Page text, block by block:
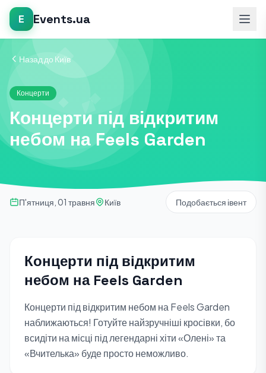
E Events.ua
Назад до Київ
Концерти
Концерти під відкритим
небом на Feels Garden
П'ятниця, 01 травня Київ Подобається івент
Концерти під відкритим
небом на Feels Garden
Концерти під відкритим небом на Feels Garden
наближаються! Готуйте найзручніші кросівки, бо
всидіти на місці під легендарні хіти «Олені» та
«Вчителька» буде просто неможливо.